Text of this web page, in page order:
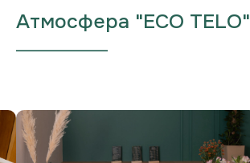
Атмосфера "ECO TELO"
___________________